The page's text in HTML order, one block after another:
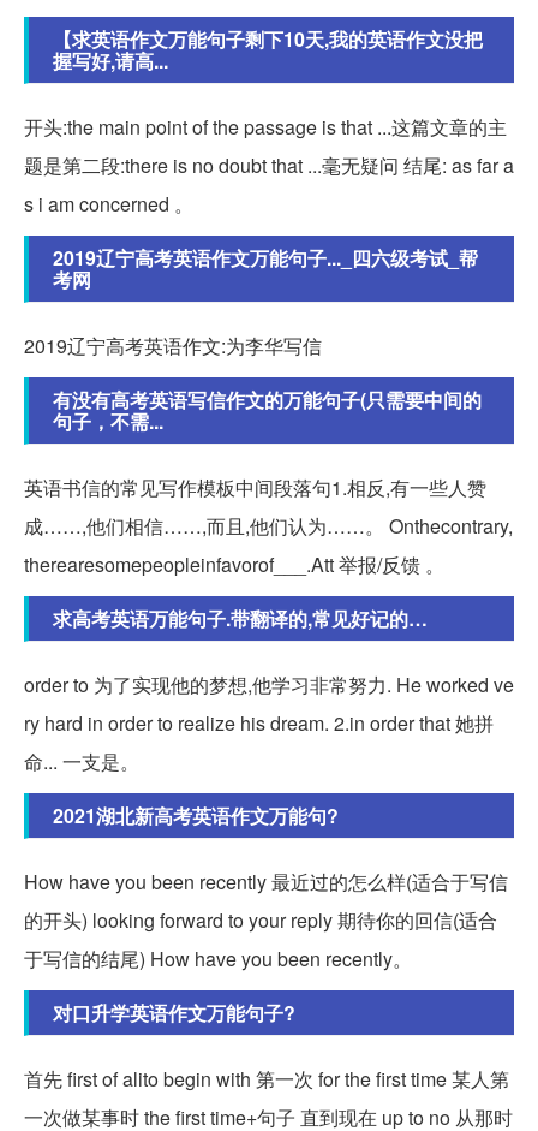
【求英语作文万能句子剩下10天,我的英语作文没把
握写好,请高...
开头:the main point of the passage is that ...这篇文章的主
题是第二段:there is no doubt that ...毫无疑问 结尾: as far a
s i am concerned 。
2019辽宁高考英语作文万能句子..._四六级考试_帮
考网
2019辽宁高考英语作文:为李华写信
有没有高考英语写信作文的万能句子(只需要中间的
句子，不需...
英语书信的常见写作模板中间段落句1.相反,有一些人赞
成……,他们相信……,而且,他们认为……。 Onthecontrary,
therearesomepeopleinfavorof___.Att 举报/反馈 。
求高考英语万能句子.带翻译的,常见好记的…
order to 为了实现他的梦想,他学习非常努力. He worked ve
ry hard in order to realize his dream. 2.in order that 她拼
命... 一支是。
2021湖北新高考英语作文万能句?
How have you been recently 最近过的怎么样(适合于写信
的开头) looking forward to your reply 期待你的回信(适合
于写信的结尾) How have you been recently。
对口升学英语作文万能句子?
首先 first of alito begin with 第一次 for the first time 某人第
一次做某事时 the first time+句子 直到现在 up to no 从那时